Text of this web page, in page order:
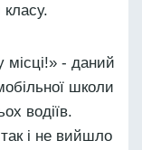
- даний
школи
водіїв.
і не вийшло